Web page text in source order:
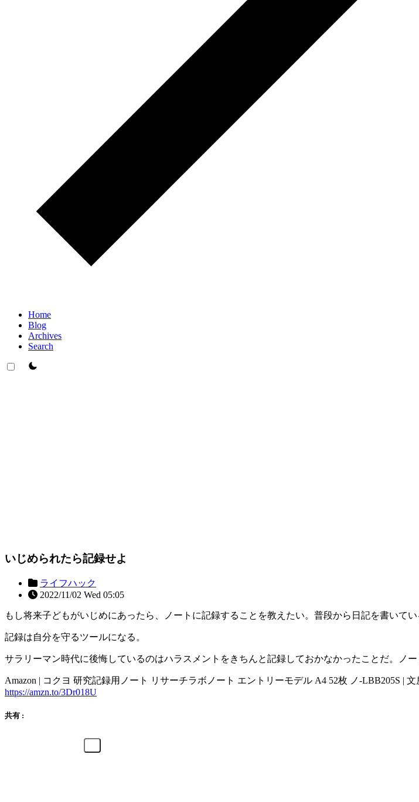
Home
Blog
Archives
Search
theme switcher
いじめられたら記録せよ
ライフハック
2022/11/02 Wed 05:05
もし将来子どもがいじめにあったら、ノートに記録することを教えたい。普段から日記を書いてい
記録は自分を守るツールになる。
サラリーマン時代に後悔しているのはハラスメントをきちんと記録しておかなかったことだ。ノー
Amazon | コクヨ 研究記録用ノート リサーチラボノート エントリーモデル A4 52枚 ノ-LBB205S |
https://amzn.to/3Dr018U
共有 :